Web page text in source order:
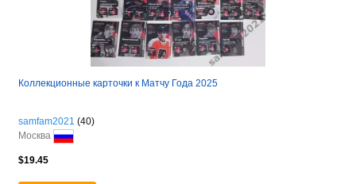
Коллекционные карточки к Матчу Года 2025
samfam2021 (40)
Москва
$19.45